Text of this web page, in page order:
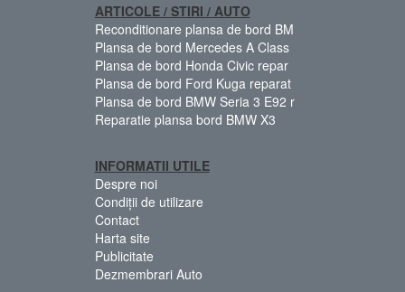
ARTICOLE / STIRI / AUTO
Reconditionare plansa de bord BM
Plansa de bord Mercedes A Class
Plansa de bord Honda Civic repar
Plansa de bord Ford Kuga reparat
Plansa de bord BMW Seria 3 E92 r
Reparatie plansa bord BMW X3
INFORMATII UTILE
Despre noi
Condiții de utilizare
Contact
Harta site
Publicitate
Dezmembrari Auto